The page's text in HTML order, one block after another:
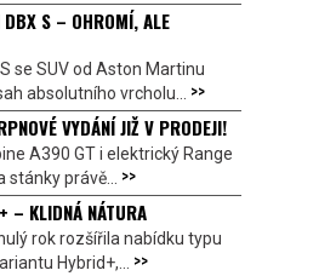
S – OHROMÍ, ALE
se SUV od Aston Martinu
absolutního vrcholu... >>
VYDÁNÍ JIŽ V PRODEJI!
A390 GT i elektrický Range
stánky právě... >>
– KLIDNÁ NÁTURA
rok rozšířila nabídku typu
Hybrid+,... >>